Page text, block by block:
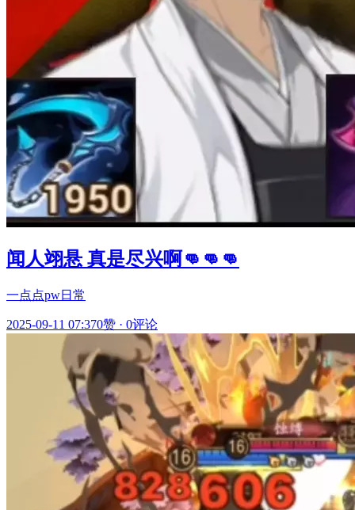
闻人翊悬 真是尽兴啊👊👊👊
一点点pw日常
2025-09-11 07:370赞 · 0评论